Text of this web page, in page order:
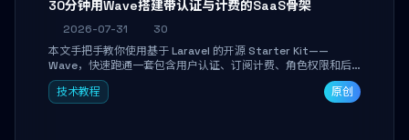
30分钟用Wave搭建带认证与计费的SaaS骨架
2026-07-31
30
本文手把手教你使用基于 Laravel 的开源 Starter Kit——
Wave，快速跑通一套包含用户认证、订阅计费、角色权限和后
台管理的完整 SaaS 骨架。附带 Stripe 测试支付对接与自定义
业务页面开发实战，助你省去重复基建时间，将精力聚焦于核心
技术教程 原创